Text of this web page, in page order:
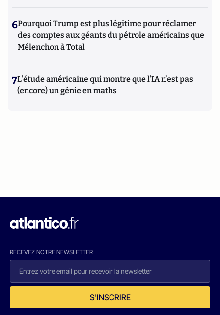
6Pourquoi Trump est plus légitime pour réclamer
des comptes aux géants du pétrole américains que
Mélenchon à Total
7L’étude américaine qui montre que l’IA n’est pas
(encore) un génie en maths
RECEVEZ NOTRE NEWSLETTER
S'INSCRIRE